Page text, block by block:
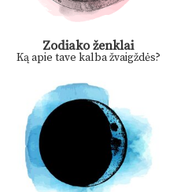
Zodiako ženklai
Ką apie tave kalba žvaigždės?